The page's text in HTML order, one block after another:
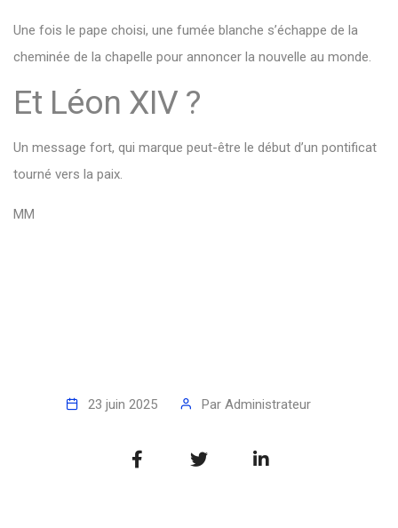
Une fois le pape choisi, une fumée blanche s’échappe de la
cheminée de la chapelle pour annoncer la nouvelle au monde.
Et Léon XIV ?
Un message fort, qui marque peut-être le début d’un pontificat
tourné vers la paix.
MM
23 juin 2025 Par Administrateur